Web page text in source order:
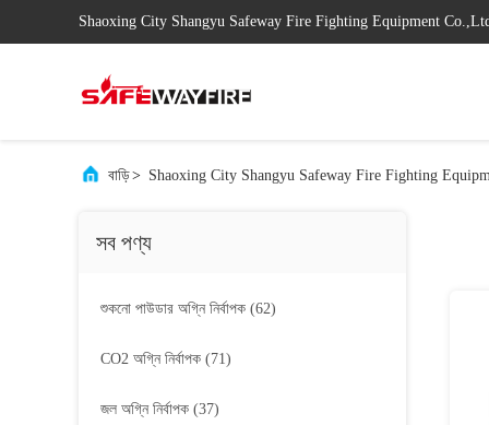
Shaoxing City Shangyu Safeway Fire Fighting Equipment
বাড়ি> Shaoxing City Shangyu Safeway Fire Fighting
সব পণ্য
শুকনো পাউডার অগ্নি নির্বাপক (62)
CO2 অগ্নি নির্বাপক (71)
জল অগ্নি নির্বাপক (37)